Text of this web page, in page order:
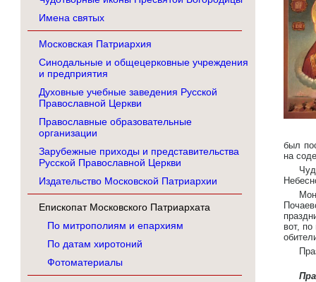
Имена святых
Московская Патриархия
Синодальные и общецерковные учреждения
и предприятия
Духовные учебные заведения Русской
Православной Церкви
Православные образовательные
организации
Зарубежные приходы и представительства
Русской Православной Церкви
Издательство Московской Патриархии
Епископат Московского Патриархата
По митрополиям и епархиям
По датам хиротоний
Фотоматериалы
был
на
вот,